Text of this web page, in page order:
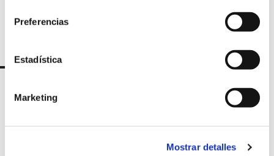
Preferencias
Estadística
Marketing
Mostrar detalles